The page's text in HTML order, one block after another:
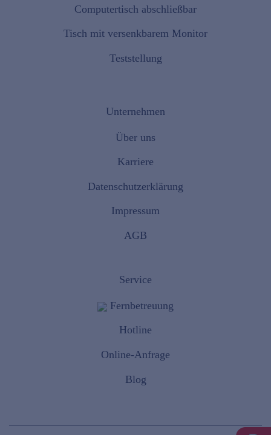
Computertisch abschließbar
Tisch mit versenkbarem Monitor
Teststellung
Unternehmen
Über uns
Karriere
Datenschutzerklärung
Impressum
AGB
Service
Fernbetreuung
Hotline
Online-Anfrage
Blog